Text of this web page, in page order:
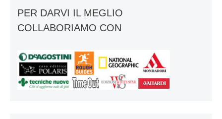
PER DARVI IL MEGLIO
COLLABORIAMO CON